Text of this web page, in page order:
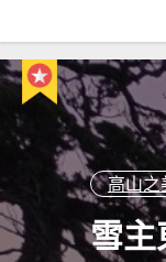
高山之
雪